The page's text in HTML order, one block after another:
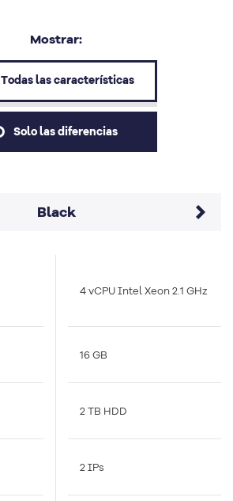
Mostrar:
Todas las características
Solo las diferencias
Black
4 vCPU Intel Xeon 2.1 GHz
16 GB
2 TB HDD
2 IPs